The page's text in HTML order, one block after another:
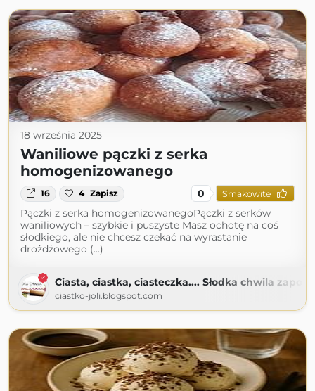
18 września 2025
Waniliowe pączki z serka
homogenizowanego
16 4 Zapisz 0 Smakowite
Pączki z serka homogenizowanegoPączki z serków
waniliowych – szybkie i puszyste Masz ochotę na coś
słodkiego, ale nie chcesz czekać na wyrastanie
drożdżowego (...)
Ciasta, ciastka, ciasteczka.... Słodka chwila
ciastko-joli.blogspot.com